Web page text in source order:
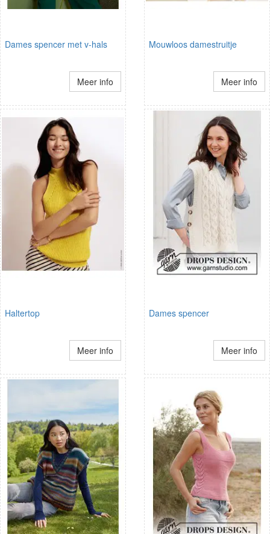
Dames spencer met v-hals
Meer info
Mouwloos damestruitje
Meer info
Haltertop
Meer info
Dames spencer
Meer info